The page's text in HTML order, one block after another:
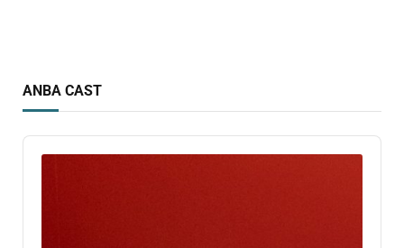
ANBA CAST
Audio
Player